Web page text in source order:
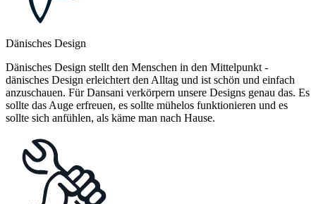
Dänisches Design
Dänisches Design stellt den Menschen in den Mittelpunkt -
dänisches Design erleichtert den Alltag und ist schön und einfach
anzuschauen. Für Dansani verkörpern unsere Designs genau das. Es
sollte das Auge erfreuen, es sollte mühelos funktionieren und es
sollte sich anfühlen, als käme man nach Hause.